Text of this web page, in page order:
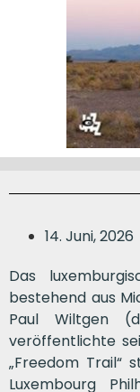
14. Juni, 2026
Das
bestehend aus
Paul Wiltgen
veröffentlichte
„Freedom Trail“
Luxembourg